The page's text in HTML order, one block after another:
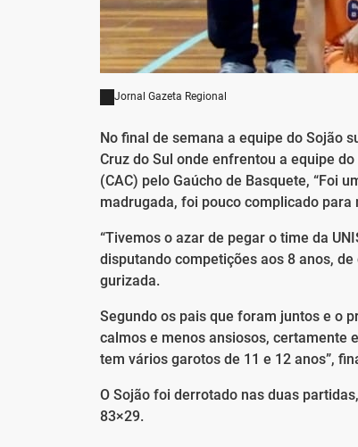
Jornal Gazeta Regional
No final de semana a equipe do Sojão
Cruz do Sul onde enfrentou a equipe
(CAC) pelo Gaúcho de Basquete, “Foi
madrugada, foi pouco complicado para
“Tivemos o azar de pegar o time da
disputando competições aos 8 anos,
gurizada.
Segundo os pais que foram juntos e o
calmos e menos ansiosos, certamente
tem vários garotos de 11 e 12 anos”,
O Sojão foi derrotado nas duas
83×29.